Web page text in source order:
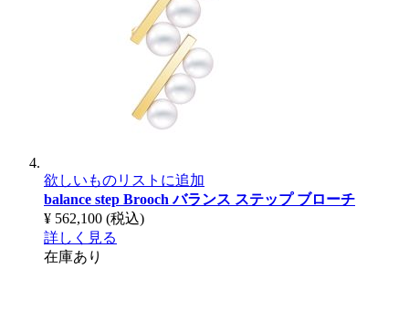
欲しいものリストに追加
balance step Broochバランス ステップ ブローチ
¥ 562,100 (税込)
詳しく見る
在庫あり